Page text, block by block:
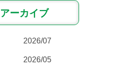
アーカイブ
2026/07
2026/05